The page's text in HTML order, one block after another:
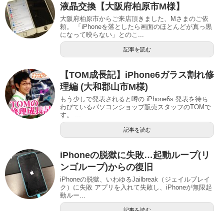
液晶交換【大阪府柏原市M様】
大阪府柏原市からご来店頂きました、Mさまのご依
頼。 「iPhoneを落としたら画面のほとんどが真っ黒
になって映らない」とのこ...
記事を読む
【TOM成長記】iPhone6ガラス割れ修
理編 (大和郡山市M様)
もう少しで発表されると噂の iPhone6s 発表を待ち
わびているパソコンショップ販売スタッフのTOMで
す。 ...
記事を読む
iPhoneの脱獄に失敗…起動ループ(リ
ンゴループ)からの復旧
iPhoneの脱獄、いわゆるJailbreak（ジェイルブレイ
ク）に失敗 アプリを入れて失敗し、iPhoneが無限起
動ルー...